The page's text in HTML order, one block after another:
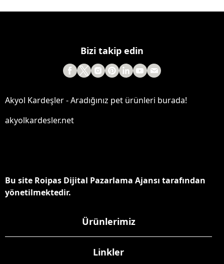
Bizi takip edin
Akyol Kardeşler - Aradığınız pet ürünleri burada!
akyolkardesler.net
Bu site Roipas Dijital Pazarlama Ajansı tarafından
yönetilmektedir.
Ürünlerimiz
Linkler